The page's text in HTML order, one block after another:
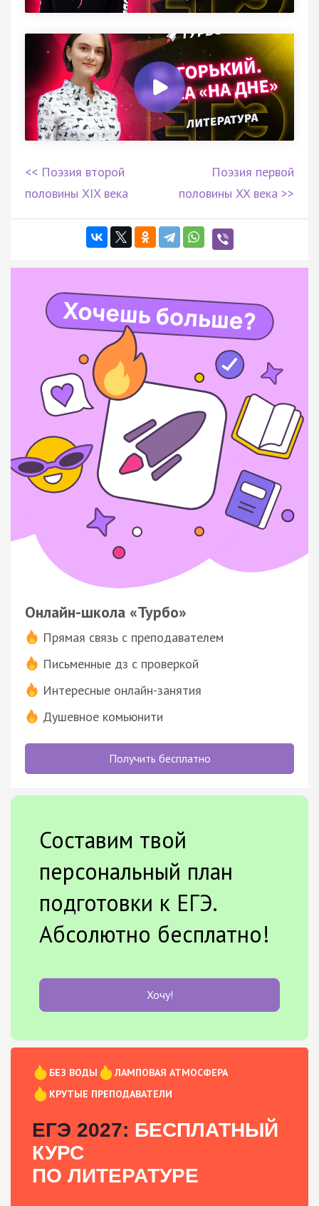
<< Поэзия второй
половины XIX века
Поэзия первой
половины XX века >>
Онлайн-школа «Турбо»
Прямая связь с преподавателем
Письменные дз с проверкой
Интересные онлайн-занятия
Душевное комьюнити
Получить бесплатно
Составим твой
персональный план
подготовки к ЕГЭ.
Абсолютно бесплатно!
Хочу!
БЕЗ ВОДЫ
ЛАМПОВАЯ АТМОСФЕРА
КРУТЫЕ ПРЕПОДАВАТЕЛИ
ЕГЭ 2027: БЕСПЛАТНЫЙ
КУРС
ПО ЛИТЕРАТУРЕ